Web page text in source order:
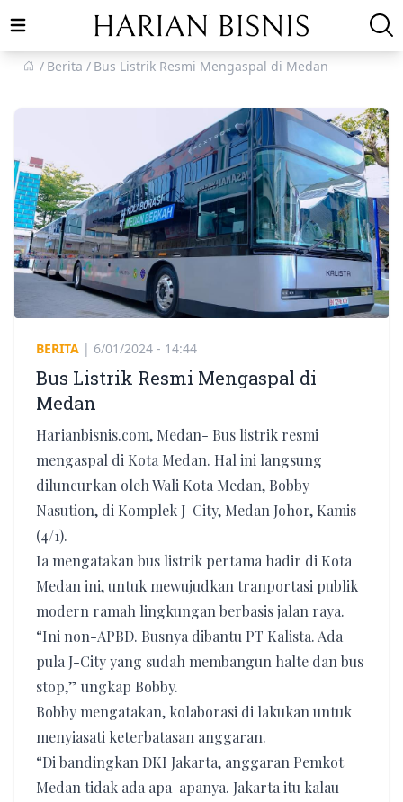
Open main menu
Berita
Bus Listrik Resmi Mengaspal di Medan
BERITA | 6/01/2024 - 14:44
Bus Listrik Resmi Mengaspal di
Medan
Harianbisnis.com, Medan- Bus listrik resmi
mengaspal di Kota Medan. Hal ini langsung
diluncurkan oleh Wali Kota Medan, Bobby
Nasution, di Komplek J-City, Medan Johor, Kamis
(4/1).
Ia mengatakan bus listrik pertama hadir di Kota
Medan ini, untuk mewujudkan tranportasi publik
modern ramah lingkungan berbasis jalan raya.
“Ini non-APBD. Busnya dibantu PT Kalista. Ada
pula J-City yang sudah membangun halte dan bus
stop,” ungkap Bobby.
Bobby mengatakan, kolaborasi di lakukan untuk
menyiasati keterbatasan anggaran.
“Di bandingkan DKI Jakarta, anggaran Pemkot
Medan tidak ada apa-apanya. Jakarta itu kalau